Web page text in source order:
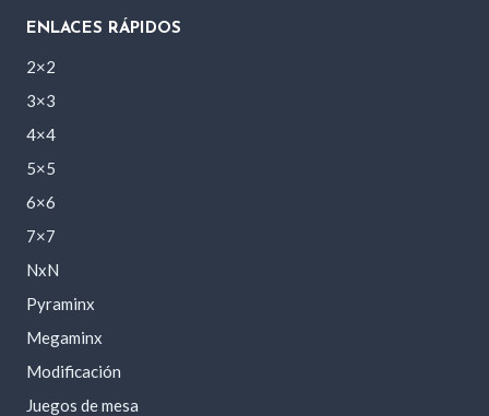
ENLACES RÁPIDOS
2×2
3×3
4×4
5×5
6×6
7×7
NxN
Pyraminx
Megaminx
Modificación
Juegos de mesa